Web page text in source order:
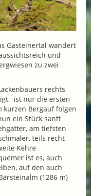
Gasteinertal wandert
und
zu zwei
rechts
ist nur die ersten
kurzen Bergauf folgen
ein Stück sanft
am tiefsten
teils recht
Kehre
ist es, auch
auf den auch
(1286 m)